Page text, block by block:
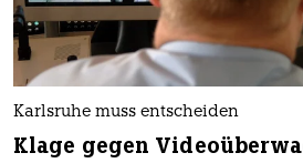
Karlsruhe muss entscheiden
Klage gegen